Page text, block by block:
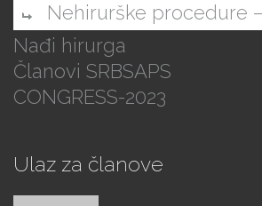
Nehirurške procedure
Nađi hirurga
Članovi SRBSAPS
CONGRESS-2023
Ulaz za članove